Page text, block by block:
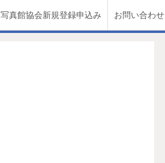
写真館協会新規登録申込み お問い合わせ